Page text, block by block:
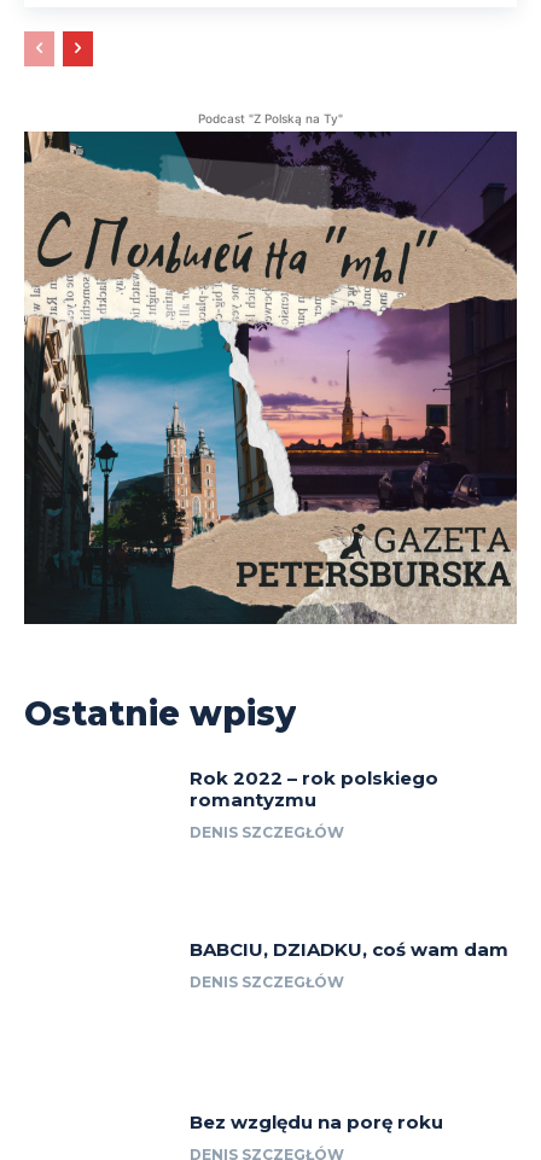
Podcast "Z Polską na Ty"
Ostatnie wpisy
Rok 2022 – rok polskiego
romantyzmu
DENIS SZCZEGŁÓW
BABCIU, DZIADKU, coś wam dam
DENIS SZCZEGŁÓW
Bez względu na porę roku
DENIS SZCZEGŁÓW